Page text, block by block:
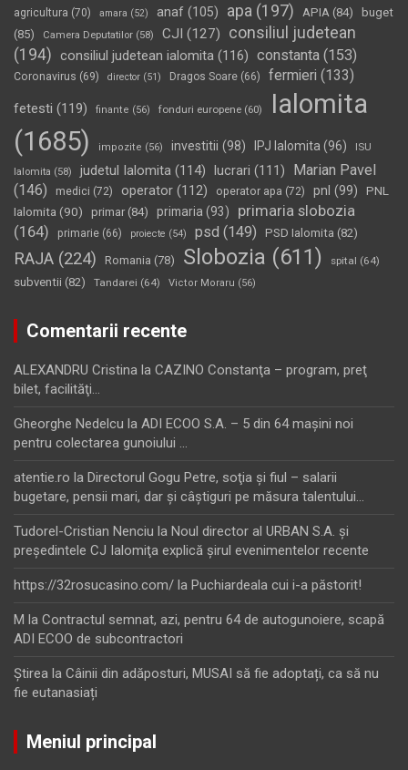
agricultura (70) amara (52) anaf (105) apa (197) APIA (84)
buget
(85)
Camera Deputatilor (58) CJI (127)
consiliul judetean
(194) consiliul judetean ialomita (116) constanta (153)
Coronavirus (69) director (51) Dragos Soare (66) fermieri (133)
fetesti (119) finante (56) fonduri europene (60)
Ialomita
(1685)
impozite (56) investitii (98) IPJ Ialomita (96) ISU
Ialomita (58) judetul Ialomita (114) lucrari (111)
Marian Pavel
(146)
medici (72) operator (112) operator apa (72) pnl (99)
PNL
Ialomita (90) primar(84) primaria (93)
primaria slobozia
(164)
primarie (66) proiecte (54) psd (149) PSD Ialomita (82)
RAJA (224) Romania (78) Slobozia (611) spital (64)
subventii (82) Tandarei (64) Victor Moraru (56)
Comentarii recente
ALEXANDRU Cristina la CAZINO Constanţa – program, preţ
bilet, facilităţi…
Gheorghe Nedelcu la ADI ECOO S.A. – 5 din 64 maşini noi
pentru colectarea gunoiului …
atentie.ro la Directorul Gogu Petre, soţia şi fiul – salarii
bugetare, pensii mari, dar şi câştiguri pe măsura talentului…
Tudorel-Cristian Nenciu la Noul director al URBAN S.A. şi
preşedintele CJ Ialomiţa explică şirul evenimentelor recente
https://32rosucasino.com/ la Puchiardeala cui i-a păstorit!
M la Contractul semnat, azi, pentru 64 de autogunoiere, scapă
ADI ECOO de subcontractori
Ştirea la Câinii din adăposturi, MUSAI să fie adoptați, ca să nu
fie eutanasiați
Meniul principal